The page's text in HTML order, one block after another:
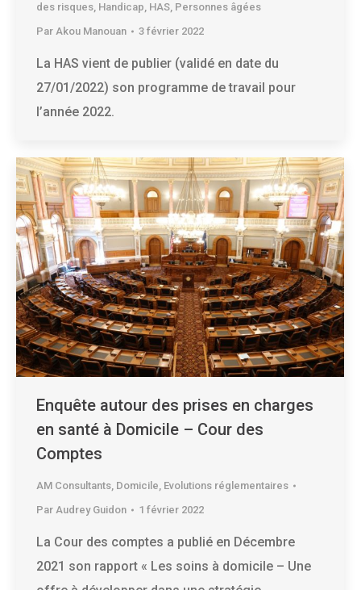
des risques, Handicap, HAS, Personnes âgées
Par Akou Manouan 3 février 2022
La HAS vient de publier (validé en date du
27/01/2022) son programme de travail pour
l’année 2022.
Enquête autour des prises en charges
en santé à Domicile – Cour des
Comptes
AM Consultants Domicile Evolutions réglementaires
Par Audrey Guidon 1 février 2022
La Cour des comptes a publié en Décembre
2021 son rapport « Les soins à domicile – Une